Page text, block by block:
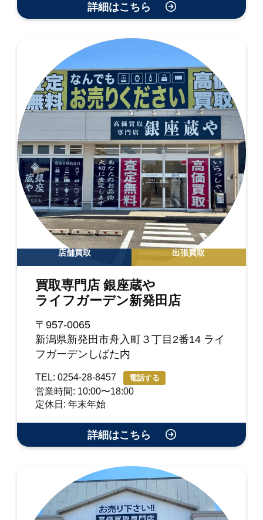
詳細はこちら
店舗買取 出張買取
買取専門店 銀座蔵や
ライフガーデン新発田店
〒957-0065
新潟県新発田市舟入町３丁目2番14 ライ
フガーデンしばた内
TEL: 0254-28-8457 電話する
営業時間: 10:00〜18:00
定休日: 年末年始
詳細はこちら